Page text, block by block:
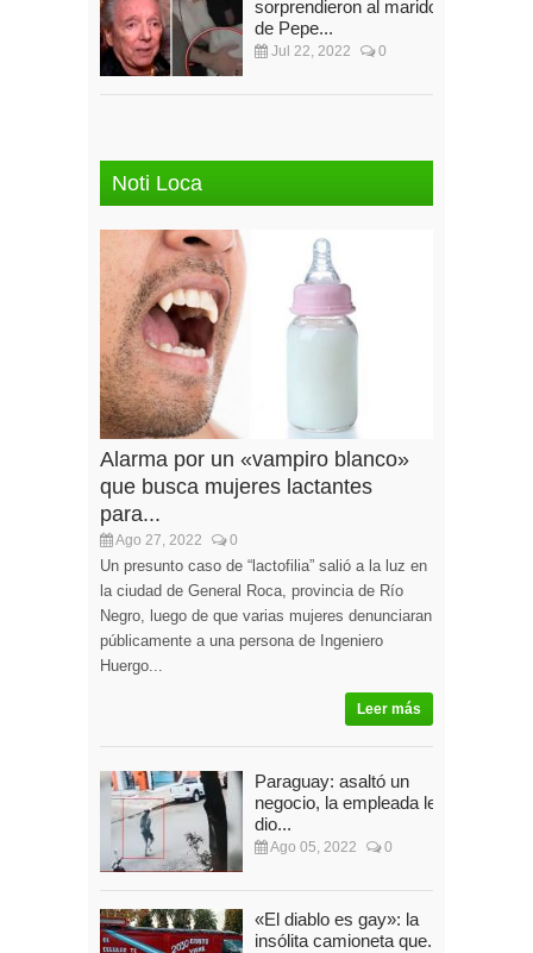
sorprendieron al marido
de Pepe...
Jul 22, 2022 0
Noti Loca
Alarma por un «vampiro blanco»
que busca mujeres lactantes
para...
Ago 27, 2022 0
Un presunto caso de “lactofilia” salió a la luz en
la ciudad de General Roca, provincia de Río
Negro, luego de que varias mujeres denunciaran
públicamente a una persona de Ingeniero
Huergo...
Leer más
Paraguay: asaltó un
negocio, la empleada le
dio...
Ago 05, 2022 0
«El diablo es gay»: la
insólita camioneta que...